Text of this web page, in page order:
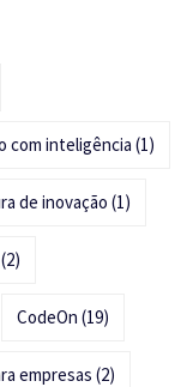
com inteligência (1)
de inovação (1)
(2)
CodeOn (19)
empresas (2)